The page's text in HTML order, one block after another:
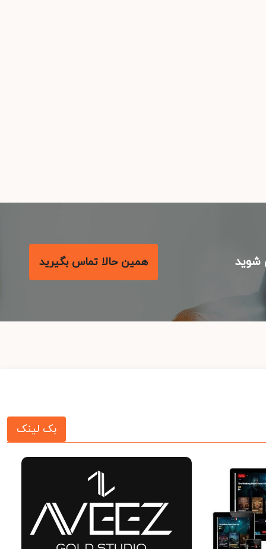
همین حالا تماس بگیرید
بک لینک